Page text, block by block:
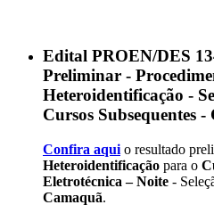
Edital PROEN/DES
Preliminar -
Heteroidentificação -
Cursos Subsequentes
Confira aqui o resultado
Heteroidentificação para o
Eletrotécnica – Noite -
Camaquã.